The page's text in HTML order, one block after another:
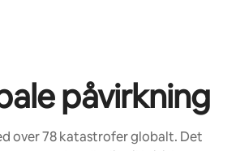
påvirkning
over 78 katastrofer globalt. Det